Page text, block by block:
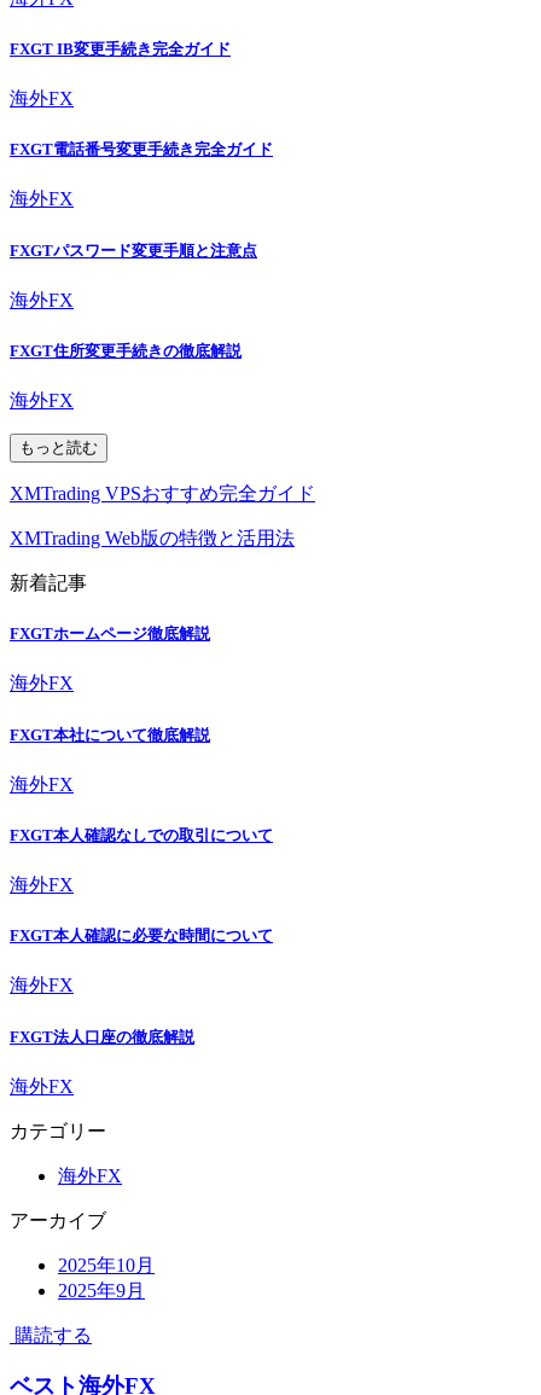
FXGT IB変更手続き完全ガイド
海外FX
FXGT電話番号変更手続き完全ガイド
海外FX
FXGTパスワード変更手順と注意点
海外FX
FXGT住所変更手続きの徹底解説
海外FX
もっと読む
XMTrading VPSおすすめ完全ガイド
XMTrading Web版の特徴と活用法
新着記事
FXGTホームページ徹底解説
海外FX
FXGT本社について徹底解説
海外FX
FXGT本人確認なしでの取引について
海外FX
FXGT本人確認に必要な時間について
海外FX
FXGT法人口座の徹底解説
海外FX
カテゴリー
海外FX
アーカイブ
2025年10月
2025年9月
購読する
ベスト海外FX